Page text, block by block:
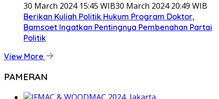
30 March 2024 15:45 WIB30 March 2024 20:49 WIB
Berikan Kuliah Politik Hukum Program Doktor,
Bamsoet Ingatkan Pentingnya Pembenahan Partai
Politik
View More
PAMERAN